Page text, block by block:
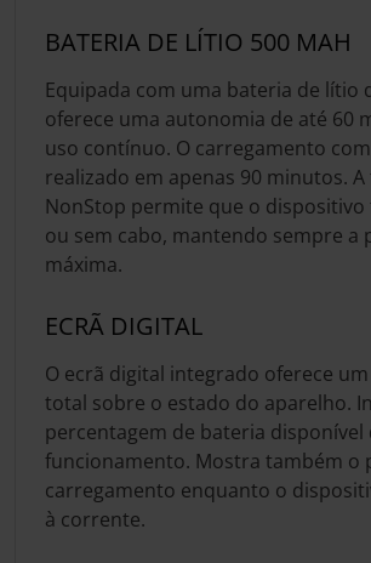
BATERIA DE LÍTIO 500 MAH
Equipada com uma bateria de lítio
oferece uma autonomia de até 60
uso contínuo. O carregamento
realizado em apenas 90 minutos. A
NonStop permite que o
ou sem cabo, mantendo sempre a
máxima.
ECRÃ DIGITAL
O ecrã digital integrado oferece
total sobre o estado do aparelho.
percentagem de bateria disponível
funcionamento. Mostra também o
carregamento enquanto o
à corrente.